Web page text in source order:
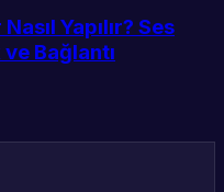
Yapılır? Ses
Bağlantı